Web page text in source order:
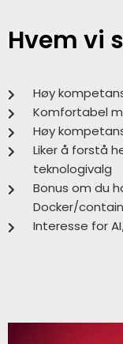
Hvem vi
Høy
Komfortabel
Høy
Liker å forstå
teknologivalg
Bonus om du
Docker/
Interesse for